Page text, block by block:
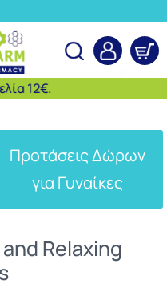
12€.
Προτάσεις Δώρων
για Γυναίκες
Relaxing